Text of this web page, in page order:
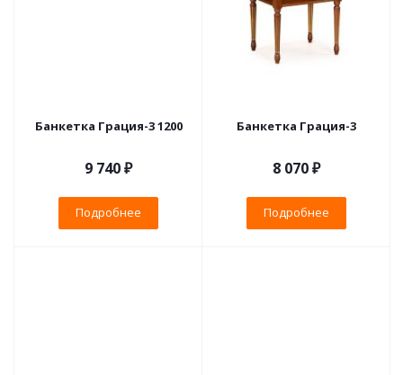
Банкетка Грация-3 1200
9 740 ₽
Подробнее
Банкетка Грация-3
8 070 ₽
Подробнее